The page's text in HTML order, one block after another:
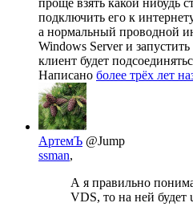
подключить его к
а нормальный проводной
Windows Server и
клиент будет
Написано более трёх лет
АртемЪ @Jump
ssman,
А я правильно
VDS, то на ней